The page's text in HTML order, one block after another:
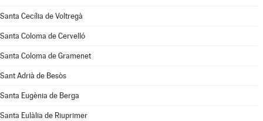
Santa Cecília de Voltregà
Santa Coloma de Cervelló
Santa Coloma de Gramenet
Sant Adrià de Besòs
Santa Eugènia de Berga
Santa Eulàlia de Riuprimer